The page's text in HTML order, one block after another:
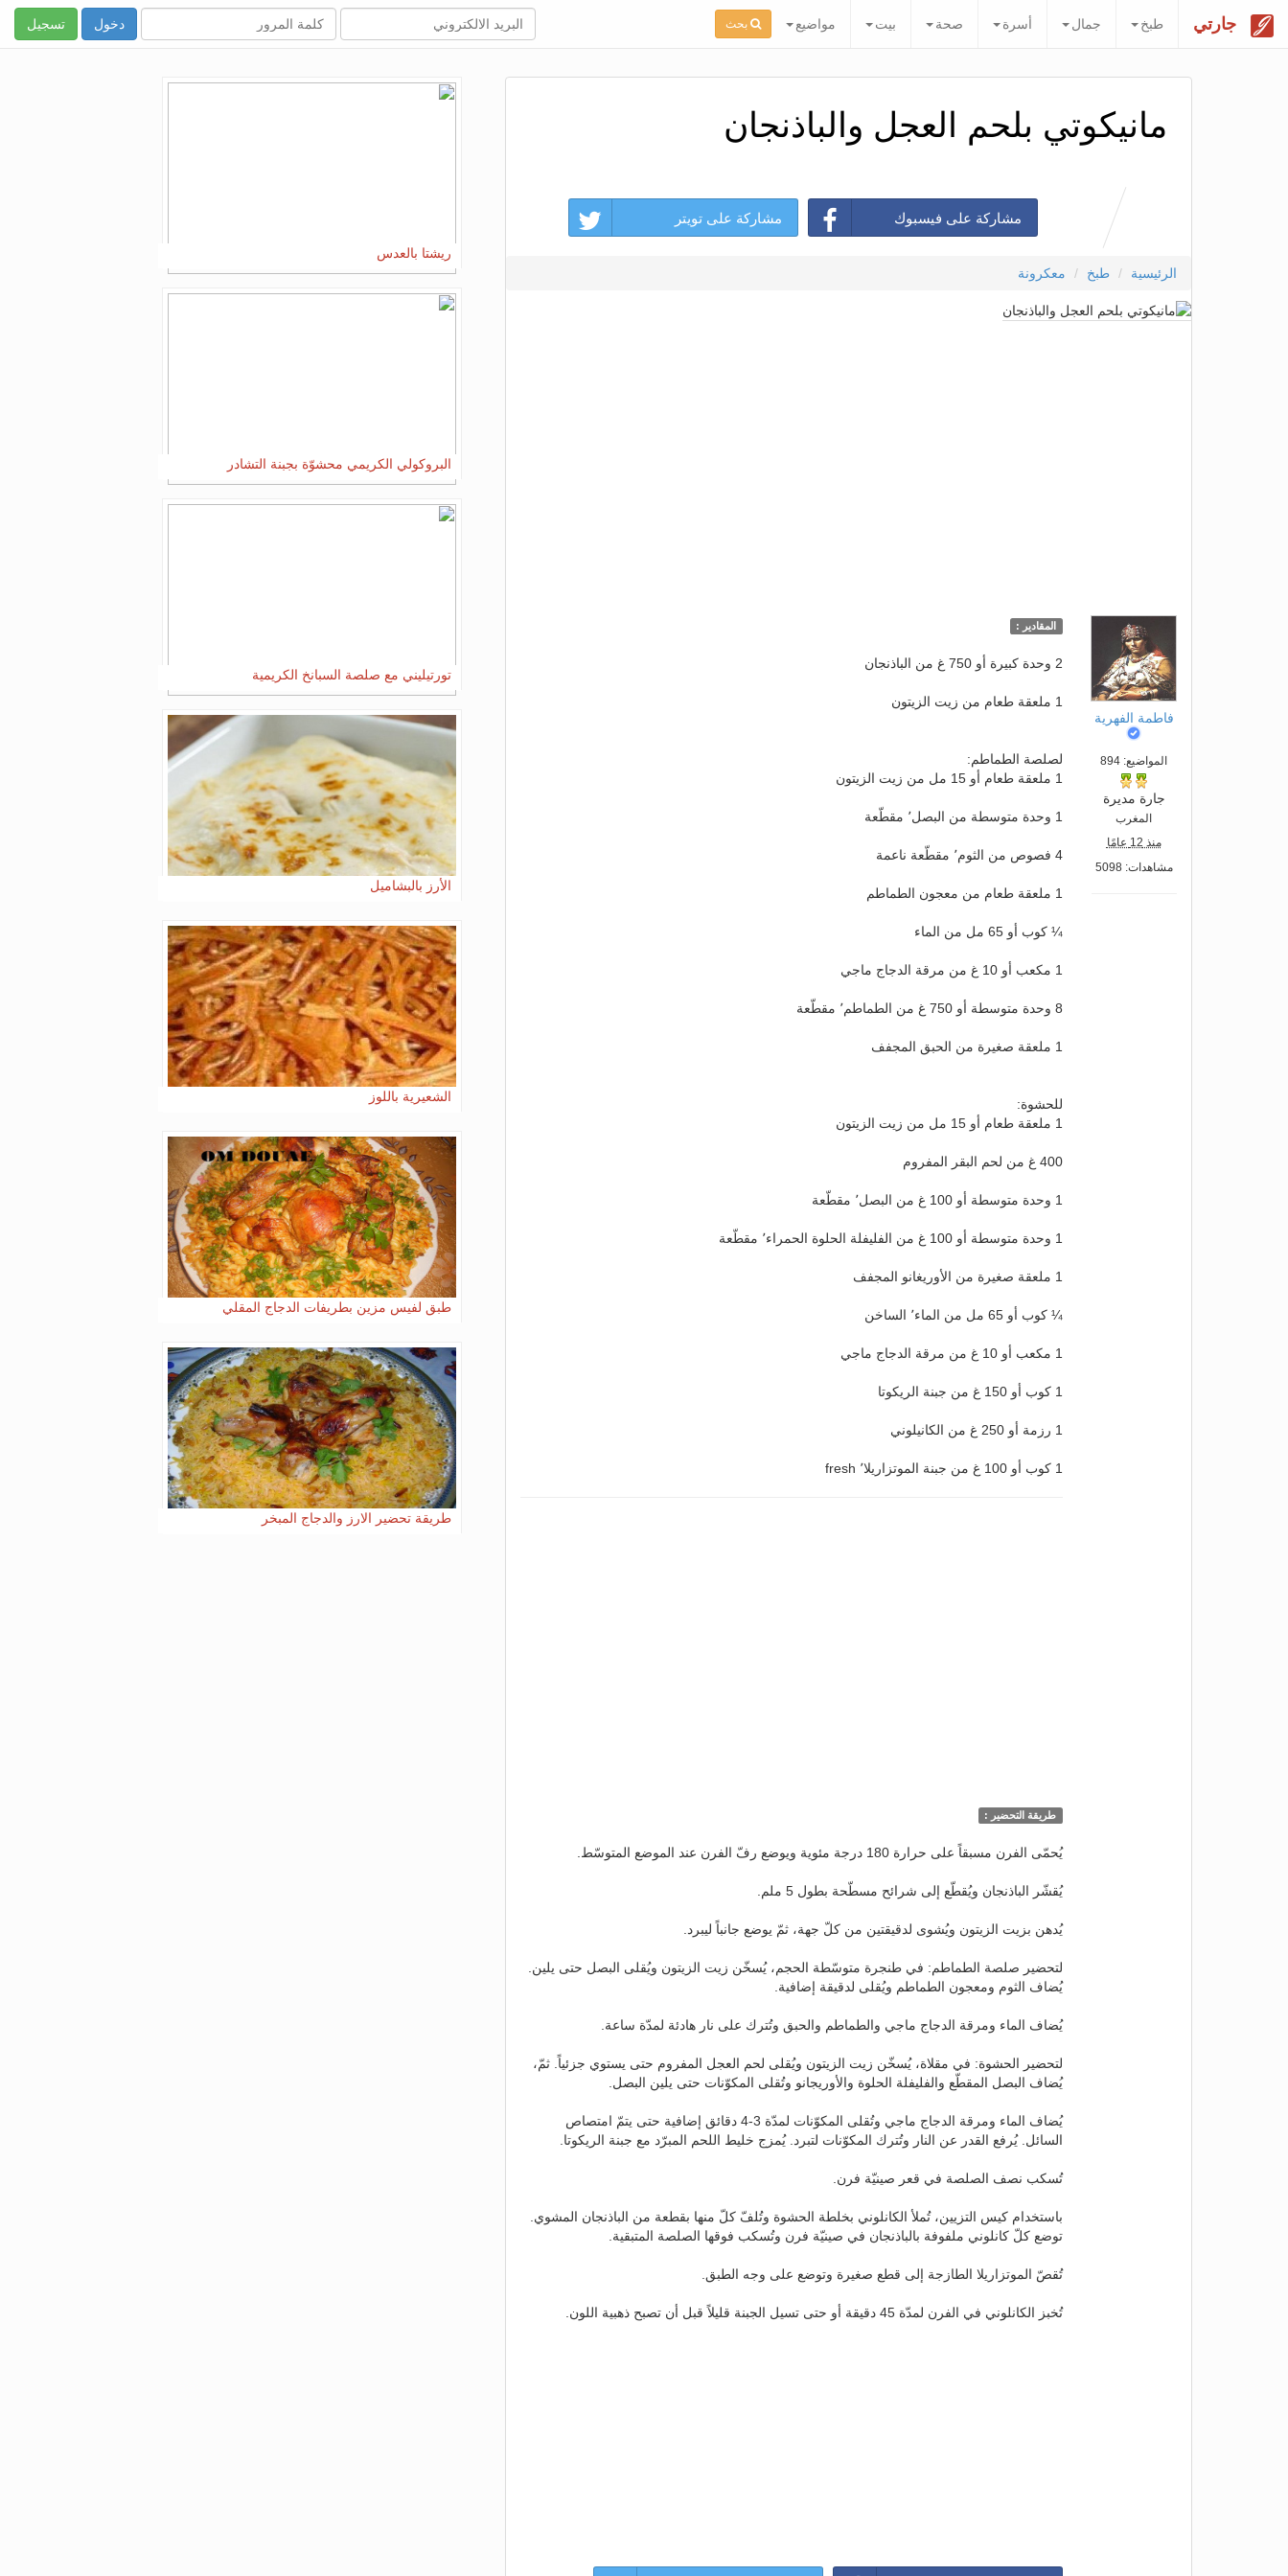
جارتي طبخ جمال أسرة صحة بيت مواضيع بحث تسجيل
مانيكوتي بلحم العجل والباذنجان
مشاركة على فيسبوك مشاركة على تويتر
الرئيسية طبخ معكرونة
فاطمة الفهرية
المواضيع: 894
جارة مديرة
المغرب
منذ 12 عامًا
مشاهدات: 5098
المقادير :
2 وحدة كبيرة أو 750 غ من الباذنجان
1 ملعقة طعام من زيت الزيتون
لصلصة الطماطم:
1 ملعقة طعام أو 15 مل من زيت الزيتون
1 وحدة متوسطة من البصل٬ مقطّعة
4 فصوص من الثوم٬ مقطّعة ناعمة
1 ملعقة طعام من معجون الطماطم
¼ كوب أو 65 مل من الماء
1 مكعب أو 10 غ من مرقة الدجاج ماجي
8 وحدة متوسطة أو 750 غ من الطماطم٬ مقطّعة
1 ملعقة صغيرة من الحبق المجفف
للحشوة:
1 ملعقة طعام أو 15 مل من زيت الزيتون
400 غ من لحم البقر المفروم
1 وحدة متوسطة أو 100 غ من البصل٬ مقطّعة
1 وحدة متوسطة أو 100 غ من الفليفلة الحلوة الحمراء٬ مقطّعة
1 ملعقة صغيرة من الأوريغانو المجفف
¼ كوب أو 65 مل من الماء٬ الساخن
1 مكعب أو 10 غ من مرقة الدجاج ماجي
1 كوب أو 150 غ من جبنة الريكوتا
1 رزمة أو 250 غ من الكانيلوني
1 كوب أو 100 غ من جبنة الموتزاريلا٬ fresh
طريقة التحضير :
يُحمّى الفرن مسبقاً على حرارة 180 درجة مئوية ويوضع رفّ الفرن عند الموضع المتوسّط.
يُقشّر الباذنجان ويُقطّع إلى شرائح مسطّحة بطول 5 ملم.
يُدهن بزيت الزيتون ويُشوى لدقيقتين من كلّ جهة، ثمّ يوضع جانباً ليبرد.
لتحضير صلصة الطماطم: في طنجرة متوسّطة الحجم، يُسخّن زيت الزيتون ويُقلى البصل حتى يلين.
يُضاف الثوم ومعجون الطماطم ويُقلى لدقيقة إضافية.
يُضاف الماء ومرقة الدجاج ماجي والطماطم والحبق وتُترك على نار هادئة لمدّة ساعة.
لتحضير الحشوة: في مقلاة، يُسخّن زيت الزيتون ويُقلى لحم العجل المفروم حتى يستوي جزئياً. ثمّ،
يُضاف البصل المقطّع والفليفلة الحلوة والأوريجانو وتُقلى المكوّنات حتى يلين البصل.
يُضاف الماء ومرقة الدجاج ماجي وتُقلى المكوّنات لمدّة 3-4 دقائق إضافية حتى يتمّ امتصاص
السائل. يُرفع القدر عن النار وتُترك المكوّنات لتبرد. يُمزج خليط اللحم المبرّد مع جبنة الريكوتا.
تُسكب نصف الصلصة في قعر صينيّة فرن.
باستخدام كيس التزيين، تُملأ الكانلوني بخلطة الحشوة وتُلفّ كلّ منها بقطعة من الباذنجان المشوي.
توضع كلّ كانلوني ملفوفة بالباذنجان في صينيّة فرن وتُسكب فوقها الصلصة المتبقية.
تُقصّ الموتزاريلا الطازجة إلى قطع صغيرة وتوضع على وجه الطبق.
تُخبز الكانلوني في الفرن لمدّة 45 دقيقة أو حتى تسيل الجبنة قليلاً قبل أن تصبح ذهبية اللون.
ريشتا بالعدس
البروكولي الكريمي محشوّة بجبنة التشادر
تورتيليني مع صلصة السبانخ الكريمية
الأرز بالبشاميل
الشعيرية باللوز
طبق لفيس مزين بطريفات الدجاج المقلي
طريقة تحضير الارز والدجاج المبخر